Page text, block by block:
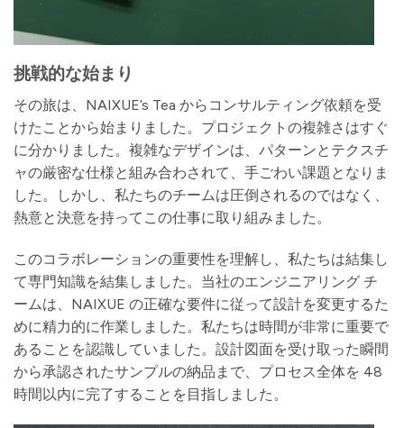
挑戦的な始まり
その旅は、NAIXUE’s Tea からコンサルティング依頼を受
けたことから始まりました。プロジェクトの複雑さはすぐ
に分かりました。複雑なデザインは、パターンとテクスチ
ャの厳密な仕様と組み合わされて、手ごわい課題となりま
した。しかし、私たちのチームは圧倒されるのではなく、
熱意と決意を持ってこの仕事に取り組みました。
このコラボレーションの重要性を理解し、私たちは結集し
て専門知識を結集しました。当社のエンジニアリング チ
ームは、NAIXUE の正確な要件に従って設計を変更するた
めに精力的に作業しました。私たちは時間が非常に重要で
あることを認識していました。設計図面を受け取った瞬間
から承認されたサンプルの納品まで、プロセス全体を 48
時間以内に完了することを目指しました。